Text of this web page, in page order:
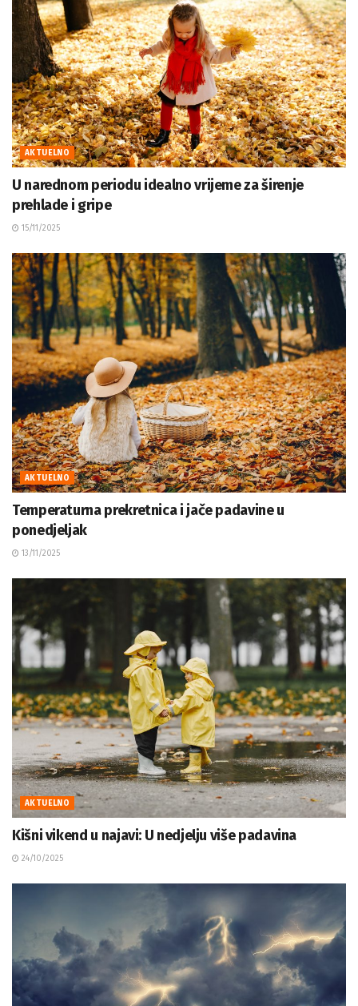
AKTUELNO
U narednom periodu idealno vrijeme za širenje
prehlade i gripe
15/11/2025
AKTUELNO
Temperaturna prekretnica i jače padavine u
ponedjeljak
13/11/2025
AKTUELNO
Kišni vikend u najavi: U nedjelju više padavina
24/10/2025